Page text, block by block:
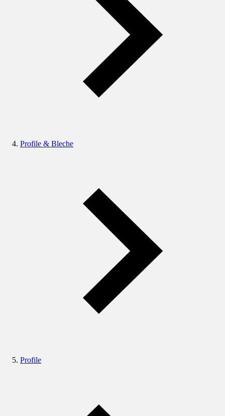
Profile & Bleche
Profile